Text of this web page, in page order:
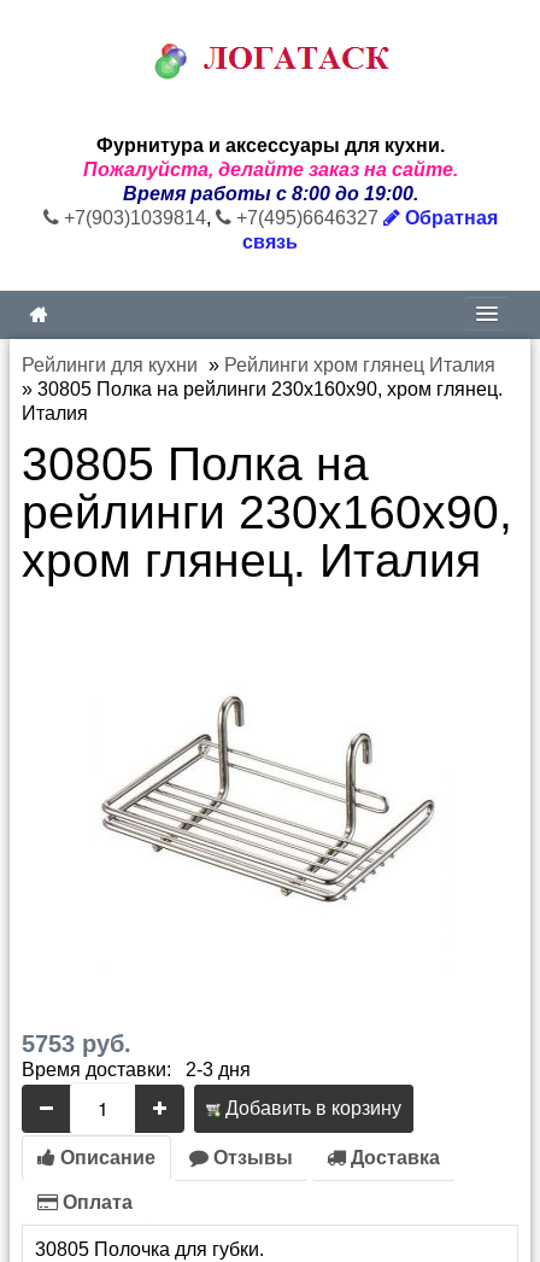
Фурнитура и аксессуары для кухни.
Пожалуйста, делайте заказ на сайте.
Время работы с 8:00 до 19:00.
+7(903)1039814, +7(495)6646327
Обратная
связь
Рейлинги для кухни » Рейлинги хром глянец Италия
» 30805 Полка на рейлинги 230х160х90, хром глянец.
Италия
30805 Полка на
рейлинги 230х160х90,
хром глянец. Италия
5753 руб.
Время доставки: 2-3 дня
Добавить в корзину
Описание Отзывы Доставка
Оплата
30805 Полочка для губки.